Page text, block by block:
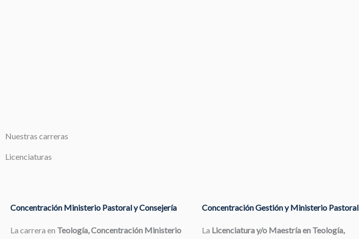
Nuestras carreras
Licenciaturas
Concentración Ministerio Pastoral y Consejería
La carrera en Teología, Concentración Ministerio
Concentración Gestión y Ministerio Pastoral
La Licenciatura y/o Maestría en Teología,